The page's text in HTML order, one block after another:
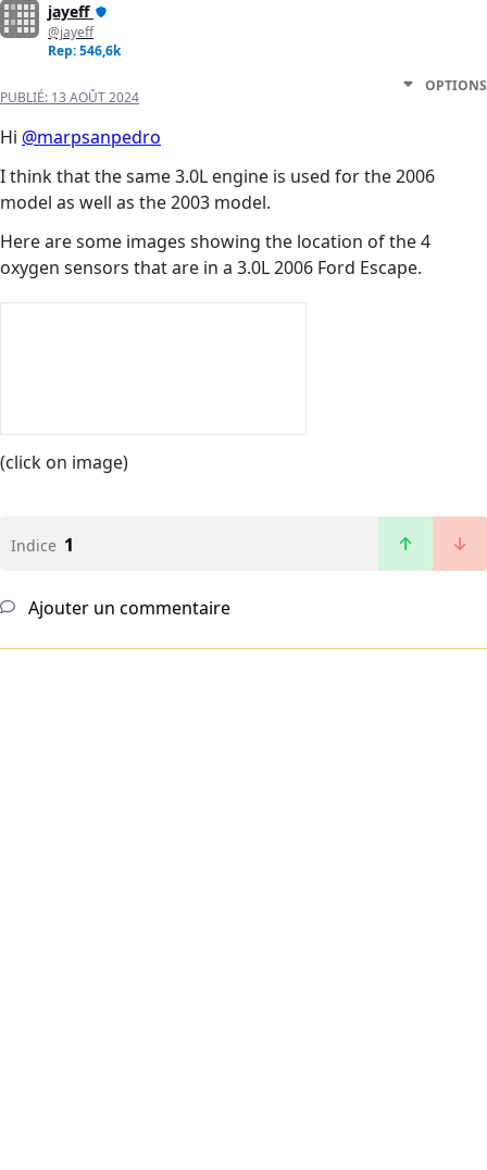
jayeff
@jayeff
Rep: 546,6k
PUBLIÉ: 13 AOÛT 2024
OPTIONS
Hi @marpsanpedro
I think that the same 3.0L engine is used for the 2006
model as well as the 2003 model.
Here are some images showing the location of the 4
oxygen sensors that are in a 3.0L 2006 Ford Escape.
(click on image)
Indice 1
Ajouter un commentaire